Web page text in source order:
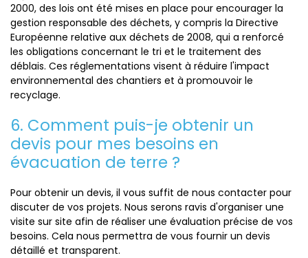
2000, des lois ont été mises en place pour encourager la
gestion responsable des déchets, y compris la Directive
Européenne relative aux déchets de 2008, qui a renforcé
les obligations concernant le tri et le traitement des
déblais. Ces réglementations visent à réduire l'impact
environnemental des chantiers et à promouvoir le
recyclage.
6. Comment puis-je obtenir un
devis pour mes besoins en
évacuation de terre ?
Pour obtenir un devis, il vous suffit de nous contacter pour
discuter de vos projets. Nous serons ravis d'organiser une
visite sur site afin de réaliser une évaluation précise de vos
besoins. Cela nous permettra de vous fournir un devis
détaillé et transparent.